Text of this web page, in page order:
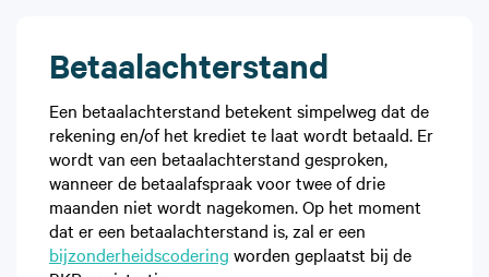
Betaalachterstand
Een betaalachterstand betekent simpelweg dat de
rekening en/of het krediet te laat wordt betaald. Er
wordt van een betaalachterstand gesproken,
wanneer de betaalafspraak voor twee of drie
maanden niet wordt nagekomen. Op het moment
dat er een betaalachterstand is, zal er een
bijzonderheidscodering worden geplaatst bij de